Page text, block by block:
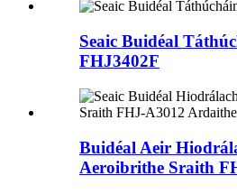
Seaic Buidéal
FHJ3402F
Buidéal Aeir
Aeroibrithe Sraith